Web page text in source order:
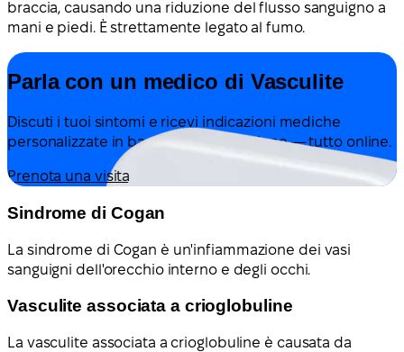
braccia, causando una riduzione del flusso sanguigno a
mani e piedi. È strettamente legato al fumo.
Parla con un medico di Vasculite
Discuti i tuoi sintomi e ricevi indicazioni mediche
personalizzate in base alla tua situazione — tutto online.
Prenota una visita
Sindrome di Cogan
La sindrome di Cogan è un'infiammazione dei vasi
sanguigni dell'orecchio interno e degli occhi.
Vasculite associata a crioglobuline
La vasculite associata a crioglobuline è causata da